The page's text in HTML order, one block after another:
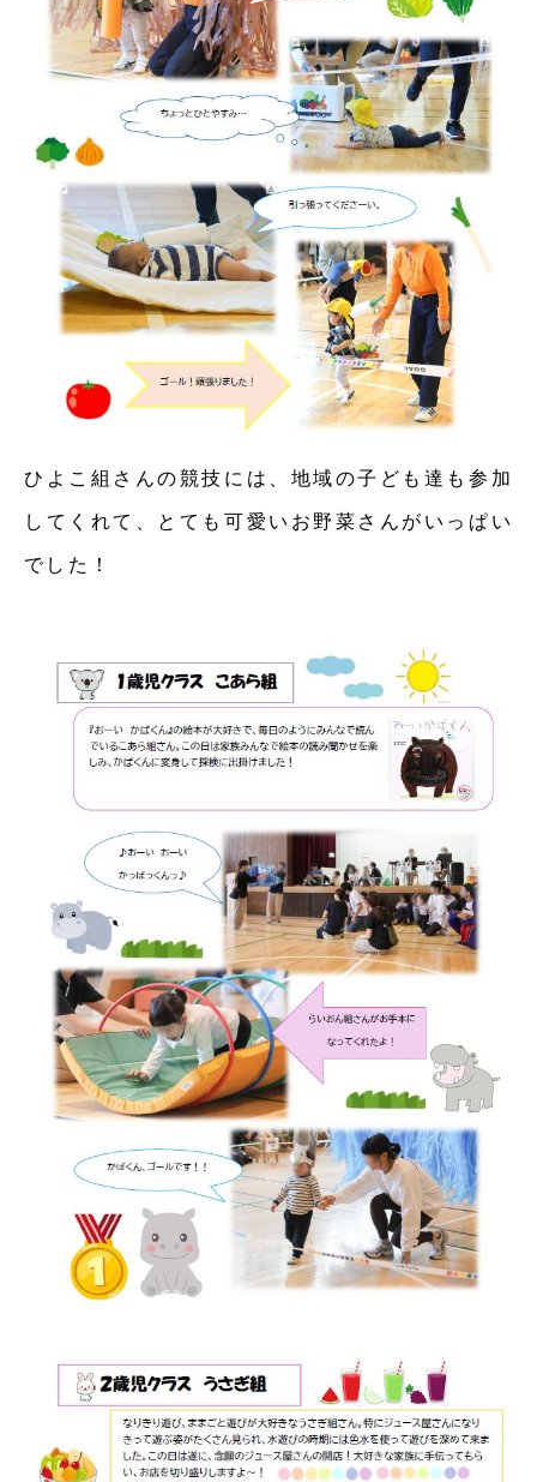
ひよこ組さんの競技には、地域の子ども達も参加
してくれて、とても可愛いお野菜さんがいっぱい
でした！